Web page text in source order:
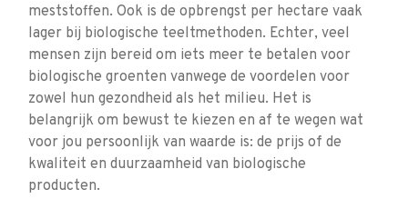
meststoffen. Ook is de opbrengst per hectare vaak
lager bij biologische teeltmethoden. Echter, veel
mensen zijn bereid om iets meer te betalen voor
biologische groenten vanwege de voordelen voor
zowel hun gezondheid als het milieu. Het is
belangrijk om bewust te kiezen en af te wegen wat
voor jou persoonlijk van waarde is: de prijs of de
kwaliteit en duurzaamheid van biologische
producten.